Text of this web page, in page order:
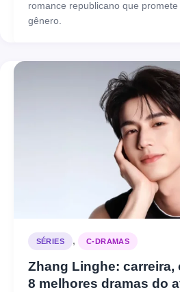
romance republicano que
gênero.
SÉRIES , C-DRAMAS
Zhang Linghe: carreira,
8 melhores dramas do